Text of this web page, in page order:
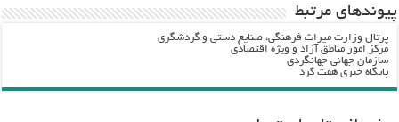
پيوندهاي مرتبط
پرتال وزارت ميراث فرهنگي، صنایع دستی و گردشگري
مرکز امور مناطق آزاد و ویژه اقتصادی
سازمان جهانی جهانگردی
پایگاه خبری هفت گرد